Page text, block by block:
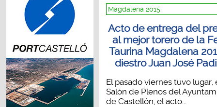
Magdalena 2015
Acto de entrega del
al mejor torero de la
Taurina Magdalena
diestro Juan José
El pasado viernes tuvo lugar,
Salón de Plenos del
de Castellón, el acto...